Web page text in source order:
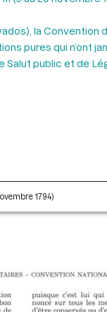
la Convention
pures qui n’ont
Salut public et de
1794)